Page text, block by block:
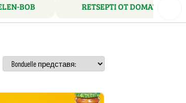
BOB RETSEPTI OT DOMATI